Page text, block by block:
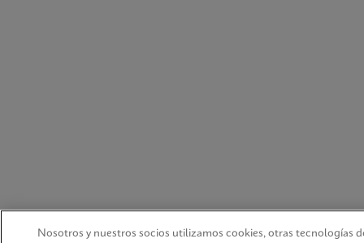
Nosotros y nuestros socios utilizamos cookies, otras tecnologías